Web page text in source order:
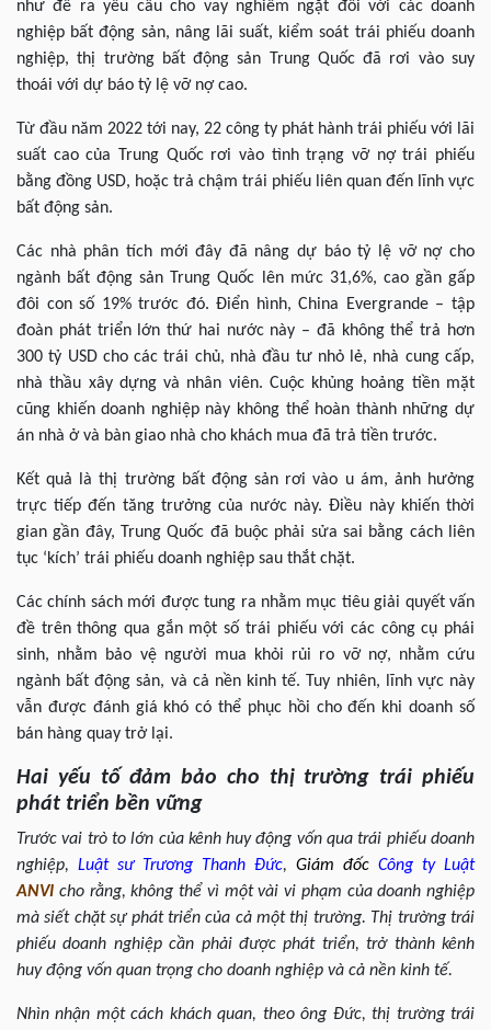
như đề ra yêu cầu cho vay nghiêm ngặt đối với các doanh
nghiệp bất động sản, nâng lãi suất, kiểm soát trái phiếu doanh
nghiệp, thị trường bất động sản Trung Quốc đã rơi vào suy
thoái với dự báo tỷ lệ vỡ nợ cao.
Từ đầu năm 2022 tới nay, 22 công ty phát hành trái phiếu với lãi
suất cao của Trung Quốc rơi vào tình trạng vỡ nợ trái phiếu
bằng đồng USD, hoặc trả chậm trái phiếu liên quan đến lĩnh vực
bất động sản.
Các nhà phân tích mới đây đã nâng dự báo tỷ lệ vỡ nợ cho
ngành bất động sản Trung Quốc lên mức 31,6%, cao gần gấp
đôi con số 19% trước đó. Điển hình, China Evergrande – tập
đoàn phát triển lớn thứ hai nước này – đã không thể trả hơn
300 tỷ USD cho các trái chủ, nhà đầu tư nhỏ lẻ, nhà cung cấp,
nhà thầu xây dựng và nhân viên. Cuộc khủng hoảng tiền mặt
cũng khiến doanh nghiệp này không thể hoàn thành những dự
án nhà ở và bàn giao nhà cho khách mua đã trả tiền trước.
Kết quả là thị trường bất động sản rơi vào u ám, ảnh hưởng
trực tiếp đến tăng trưởng của nước này. Điều này khiến thời
gian gần đây, Trung Quốc đã buộc phải sửa sai bằng cách liên
tục ‘kích’ trái phiếu doanh nghiệp sau thắt chặt.
Các chính sách mới được tung ra nhằm mục tiêu giải quyết vấn
đề trên thông qua gắn một số trái phiếu với các công cụ phái
sinh, nhằm bảo vệ người mua khỏi rủi ro vỡ nợ, nhằm cứu
ngành bất động sản, và cả nền kinh tế. Tuy nhiên, lĩnh vực này
vẫn được đánh giá khó có thể phục hồi cho đến khi doanh số
bán hàng quay trở lại.
Hai yếu tố đảm bảo cho thị trường trái phiếu
phát triển bền vững
Trước vai trò to lớn của kênh huy động vốn qua trái phiếu doanh
nghiệp, Luật sư Trương Thanh Đức, Giám đốc Công ty Luật
ANVI cho rằng, không thể vì một vài vi phạm của doanh nghiệp
mà siết chặt sự phát triển của cả một thị trường. Thị trường trái
phiếu doanh nghiệp cần phải được phát triển, trở thành kênh
huy động vốn quan trọng cho doanh nghiệp và cả nền kinh tế.
Nhìn nhận một cách khách quan, theo ông Đức, thị trường trái